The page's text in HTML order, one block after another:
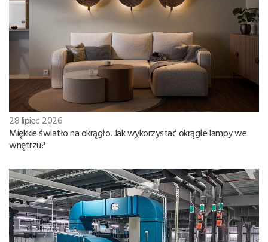
28 lipiec 2026
Miękkie światło na okrągło. Jak wykorzystać okrągłe lampy we
wnętrzu?